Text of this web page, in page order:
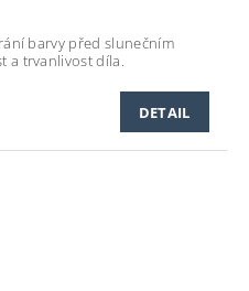
barvy před slunečním
a trvanlivost díla.
DETAIL